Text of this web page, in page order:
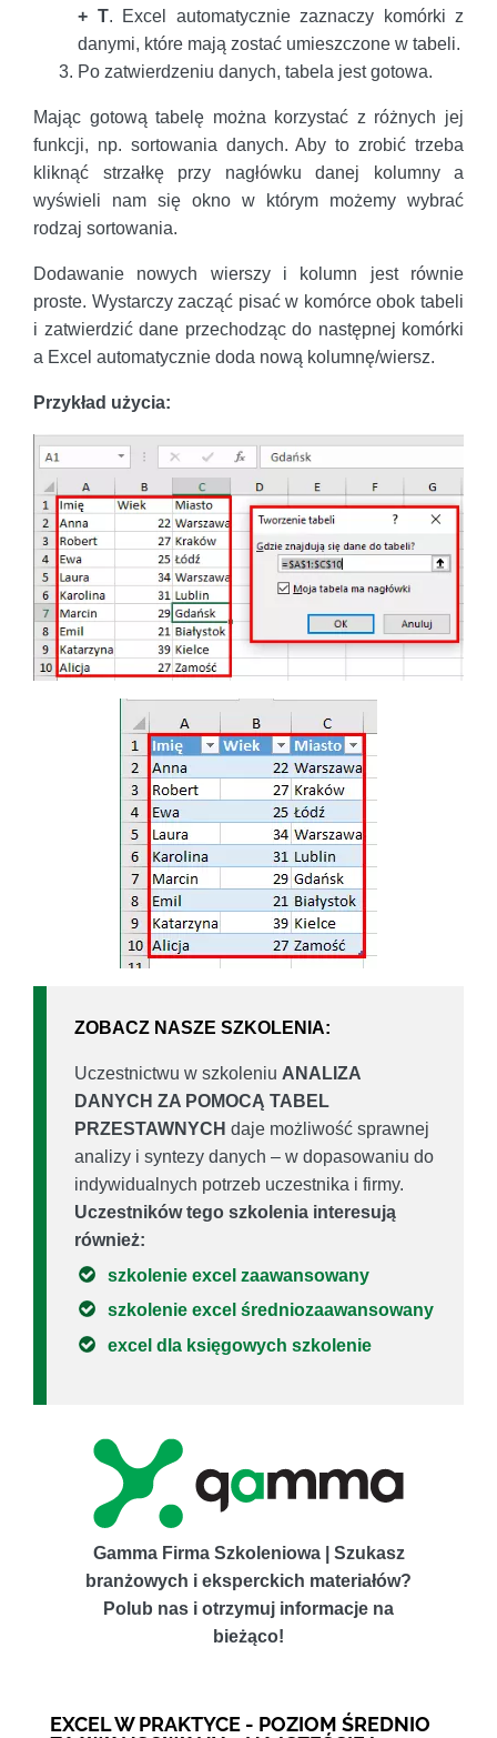
+ T. Excel automatycznie zaznaczy komórki z
danymi, które mają zostać umieszczone w tabeli.
Po zatwierdzeniu danych, tabela jest gotowa.
Mając gotową tabelę można korzystać z różnych jej
funkcji, np. sortowania danych. Aby to zrobić trzeba
kliknąć strzałkę przy nagłówku danej kolumny a
wyświeli nam się okno w którym możemy wybrać
rodzaj sortowania.
Dodawanie nowych wierszy i kolumn jest równie
proste. Wystarczy zacząć pisać w komórce obok tabeli
i zatwierdzić dane przechodząc do następnej komórki
a Excel automatycznie doda nową kolumnę/wiersz.
Przykład użycia:
ZOBACZ NASZE SZKOLENIA:
Uczestnictwu w szkoleniu ANALIZA
DANYCH ZA POMOCĄ TABEL
PRZESTAWNYCH daje możliwość sprawnej
analizy i syntezy danych – w dopasowaniu do
indywidualnych potrzeb uczestnika i firmy.
Uczestników tego szkolenia interesują
również:
szkolenie excel zaawansowany
szkolenie excel średniozaawansowany
excel dla księgowych szkolenie
Gamma Firma Szkoleniowa | Szukasz
branżowych i eksperckich materiałów?
Polub nas i otrzymuj informacje na
bieżąco!
EXCEL W PRAKTYCE - POZIOM ŚREDNIO